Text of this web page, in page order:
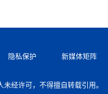
隐私保护 新媒体矩阵
经许可，不得擅自转载引用。